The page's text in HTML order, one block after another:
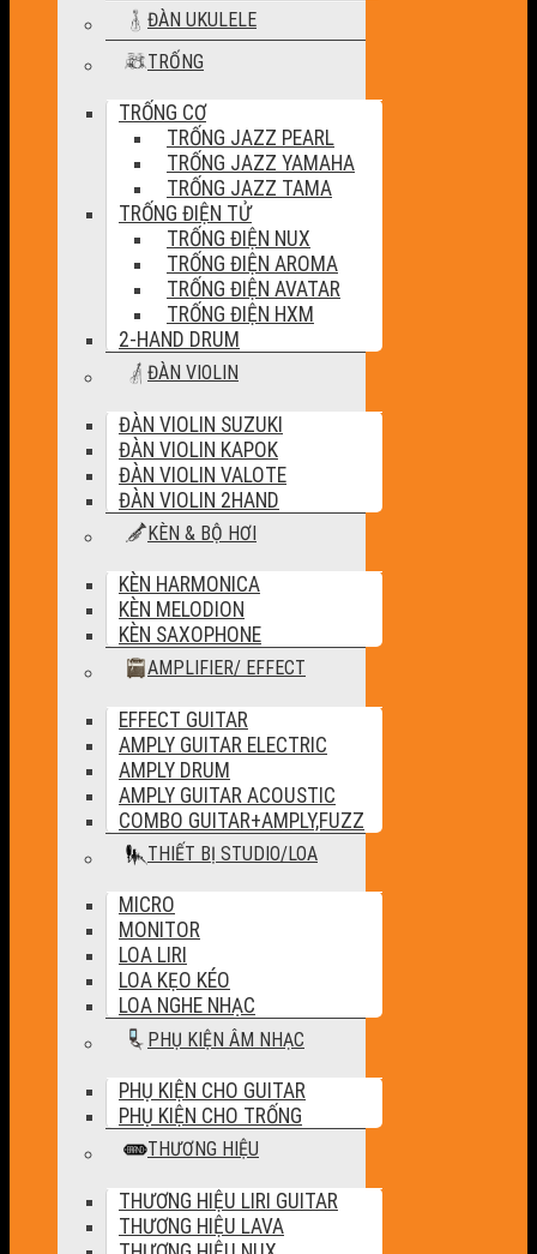
ĐÀN UKULELE
TRỐNG
TRỐNG CƠ
TRỐNG JAZZ PEARL
TRỐNG JAZZ YAMAHA
TRỐNG JAZZ TAMA
TRỐNG ĐIỆN TỬ
TRỐNG ĐIỆN NUX
TRỐNG ĐIỆN AROMA
TRỐNG ĐIỆN AVATAR
TRỐNG ĐIỆN HXM
2-HAND DRUM
ĐÀN VIOLIN
ĐÀN VIOLIN SUZUKI
ĐÀN VIOLIN KAPOK
ĐÀN VIOLIN VALOTE
ĐÀN VIOLIN 2HAND
KÈN & BỘ HƠI
KÈN HARMONICA
KÈN MELODION
KÈN SAXOPHONE
AMPLIFIER/ EFFECT
EFFECT GUITAR
AMPLY GUITAR ELECTRIC
AMPLY DRUM
AMPLY GUITAR ACOUSTIC
COMBO GUITAR+AMPLY,FUZZ
THIẾT BỊ STUDIO/LOA
MICRO
MONITOR
LOA LIRI
LOA KẸO KÉO
LOA NGHE NHẠC
PHỤ KIỆN ÂM NHẠC
PHỤ KIỆN CHO GUITAR
PHỤ KIỆN CHO TRỐNG
THƯƠNG HIỆU
THƯƠNG HIỆU LIRI GUITAR
THƯƠNG HIỆU LAVA